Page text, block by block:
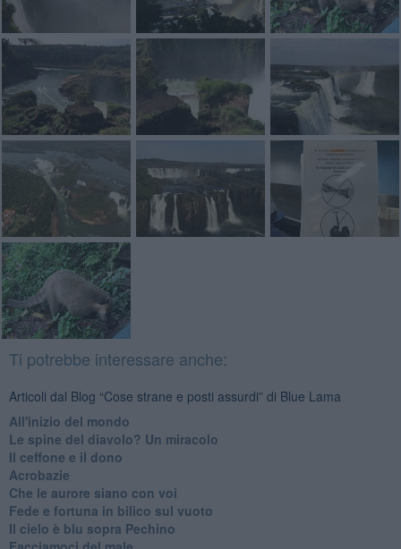
Ti potrebbe interessare anche:
Articoli dal Blog “Cose strane e posti assurdi” di Blue Lama
All'inizio del mondo
Le spine del diavolo? Un miracolo
Il ceffone e il dono
Acrobazie
Che le aurore siano con voi
Fede e fortuna in bilico sul vuoto
Il cielo è blu sopra Pechino